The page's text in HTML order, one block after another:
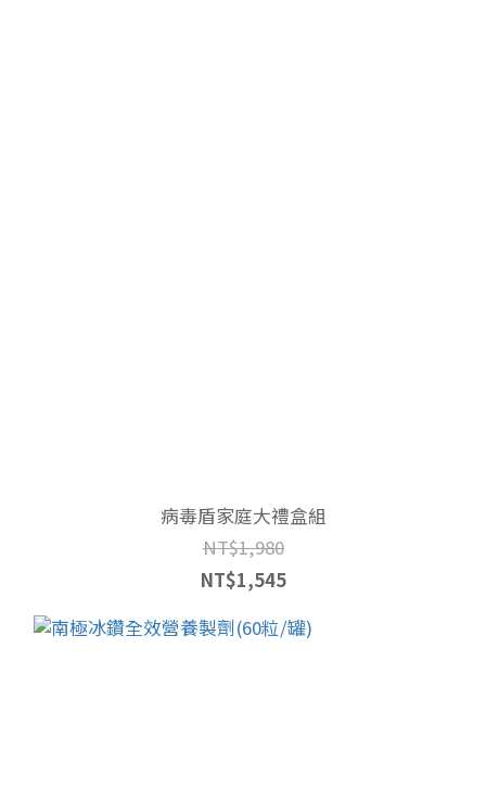
病毒盾家庭大禮盒組
NT$1,980
NT$1,545